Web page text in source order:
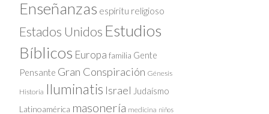
Enseñanzas espíritu religioso
Estados Unidos Estudios
Bíblicos Europa familia Gente
Pensante Gran Conspiración Génesis
Historia Iluminatis Israel Judaísmo
Latinoamérica masonería medicina niños